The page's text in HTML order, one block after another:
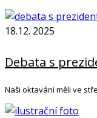
18.12. 2025
Debata s
Naši oktaváni měli ve